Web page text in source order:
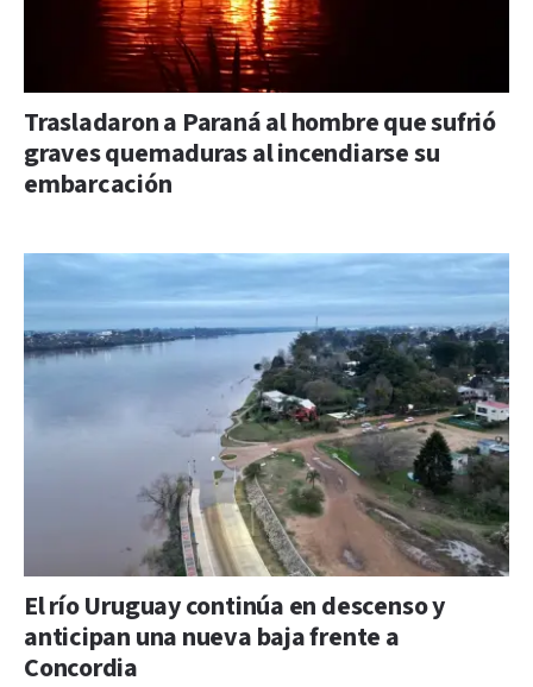
Trasladaron a Paraná al hombre que sufrió
graves quemaduras al incendiarse su
embarcación
El río Uruguay continúa en descenso y
anticipan una nueva baja frente a
Concordia